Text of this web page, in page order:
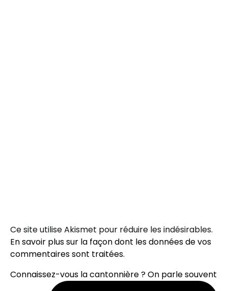
Ce site utilise Akismet pour réduire les indésirables.
En savoir plus sur la façon dont les données de vos
commentaires sont traitées.
Connaissez-vous la cantonnière ? On parle souvent